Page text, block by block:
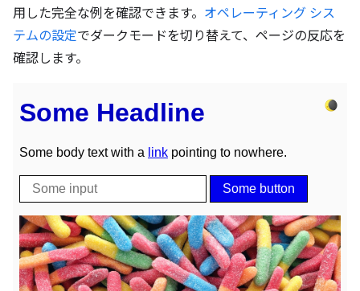
用した完全な例を確認できます。 オペレーティング シス
テムの設定でダークモードを切り替えて、ページの反応を
確認します。